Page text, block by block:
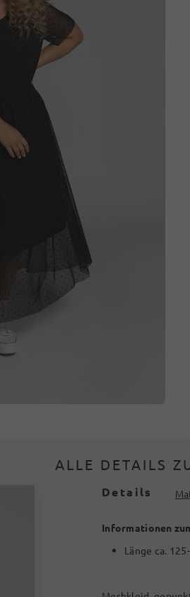
ALLE DETAILS
Details
Informationen
Länge ca.